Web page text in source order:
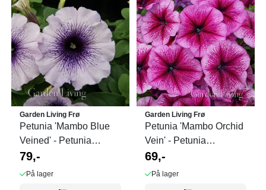
Garden Living Frø
Petunia 'Mambo Blue
Veined' - Petunia
grandiflora
79,-
På lager
Garden Living Frø
Petunia 'Mambo Orchid
Vein' - Petunia
grandiflora
69,-
På lager